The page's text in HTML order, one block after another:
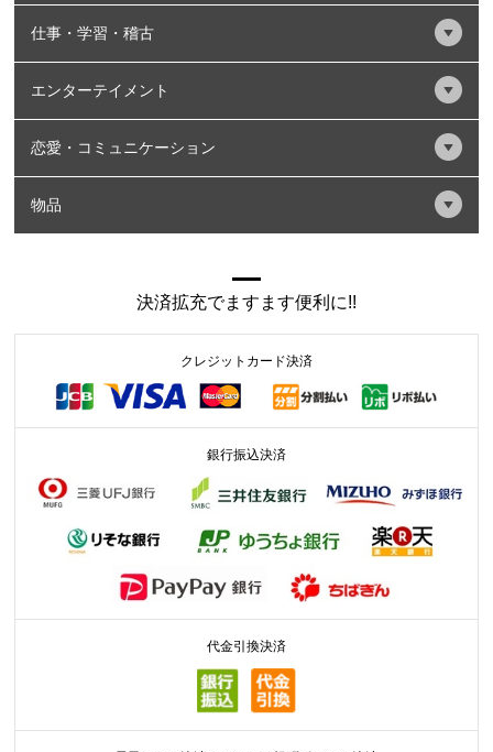
仕事・学習・稽古
エンターテイメント
恋愛・コミュニケーション
物品
決済拡充でますます便利に!!
クレジットカード決済
銀行振込決済
代金引換決済